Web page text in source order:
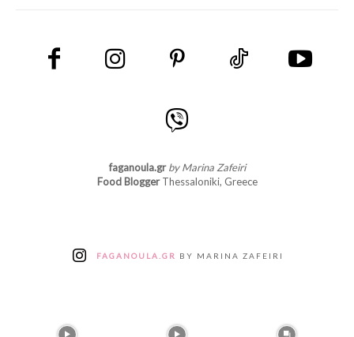
faganoula.gr by Marina Zafeiri
Food BloggerThessaloniki, Greece
FAGANOULA.GR BY MARINA ZAFEIRI